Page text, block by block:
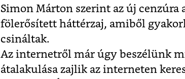
Simon Márton szerint az új cenzúra
fölerősített háttérzaj, amiből
csináltak.
Az internetről már úgy beszélünk
átalakulása zajlik az interneten